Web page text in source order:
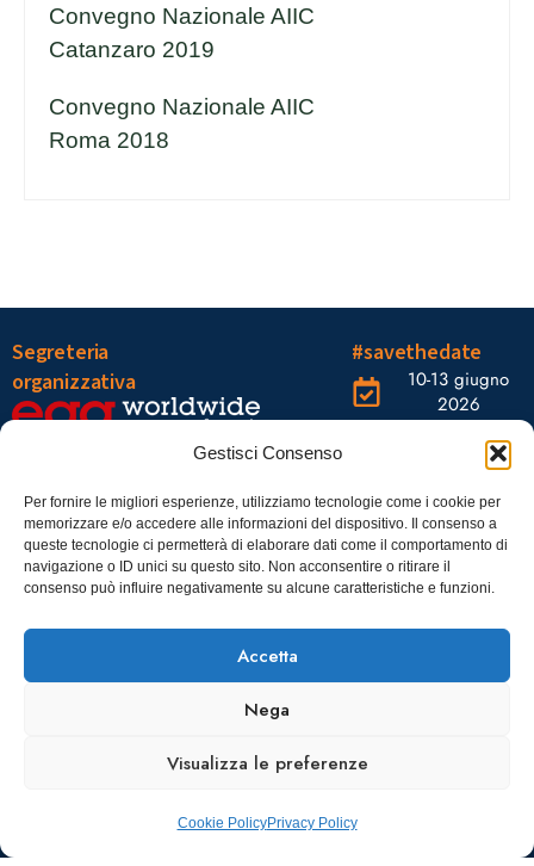
Gestisci Consenso
Per fornire le migliori esperienze, utilizziamo tecnologie come i cookie per
memorizzare e/o accedere alle informazioni del dispositivo. Il consenso a
queste tecnologie ci permetterà di elaborare dati come il comportamento di
navigazione o ID unici su questo sito. Non acconsentire o ritirare il
consenso può influire negativamente su alcune caratteristiche e funzioni.
Accetta
Nega
Visualizza le preferenze
Cookie PolicyPrivacy Policy
Convegno Nazionale AIIC
Catanzaro 2019
Convegno Nazionale AIIC
Roma 2018
Segreteria
organizzativa
Tel.: 06328121
infoaiic2026@ega.it
#savethedate
10-13 giugno
2026
OGR Torino
Castelfidardo,
22 10128
Torino
SCARICA
ICS